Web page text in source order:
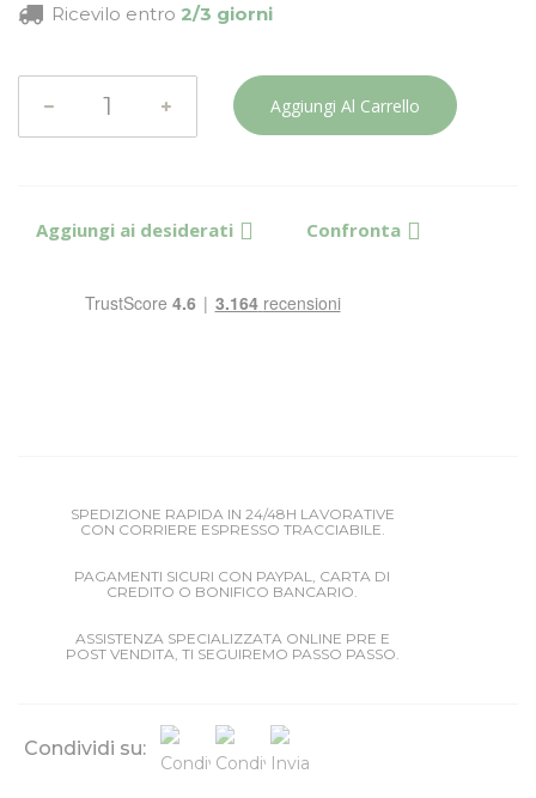
Ricevilo entro 2/3 giorni
Aggiungi Al Carrello
Aggiungi ai desiderati Confronta
SPEDIZIONE RAPIDA IN 24/48H LAVORATIVE
CON CORRIERE ESPRESSO TRACCIABILE.
PAGAMENTI SICURI CON PAYPAL, CARTA DI
CREDITO O BONIFICO BANCARIO.
ASSISTENZA SPECIALIZZATA ONLINE PRE E
POST VENDITA, TI SEGUIREMO PASSO PASSO.
Condividi su: